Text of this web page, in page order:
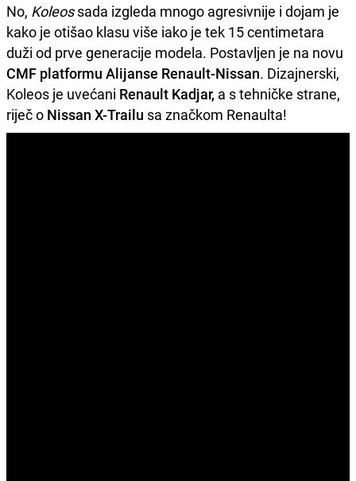
No, Koleossada izgleda mnogo agresivnije i dojam je
kako je otišao klasu više iako je tek 15 centimetara
duži od prve generacije modela. Postavljen je na novu
CMF platformu Alijanse Renault-Nissan. Dizajnerski,
Koleos je uvećani Renault Kadjar, a s tehničke strane,
riječ o Nissan X-Trailu sa značkom Renaulta!